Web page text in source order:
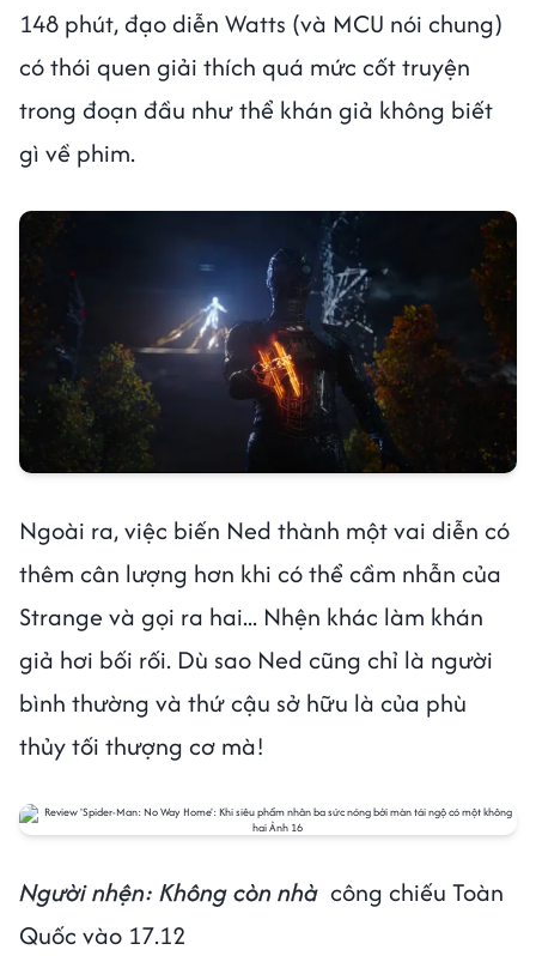
148 phút, đạo diễn Watts (và MCU nói chung)
có thói quen giải thích quá mức cốt truyện
trong đoạn đầu như thể khán giả không biết
gì về phim.
Ngoài ra, việc biến Ned thành một vai diễn có
thêm cân lượng hơn khi có thể cầm nhẫn của
Strange và gọi ra hai... Nhện khác làm khán
giả hơi bối rối. Dù sao Ned cũng chỉ là người
bình thường và thứ cậu sở hữu là của phù
thủy tối thượng cơ mà!
Người nhện: Không còn nhà công chiếu Toàn
Quốc vào 17.12